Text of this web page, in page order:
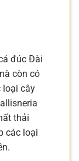
đúc Đài
còn có
loại cây
thải
các loại